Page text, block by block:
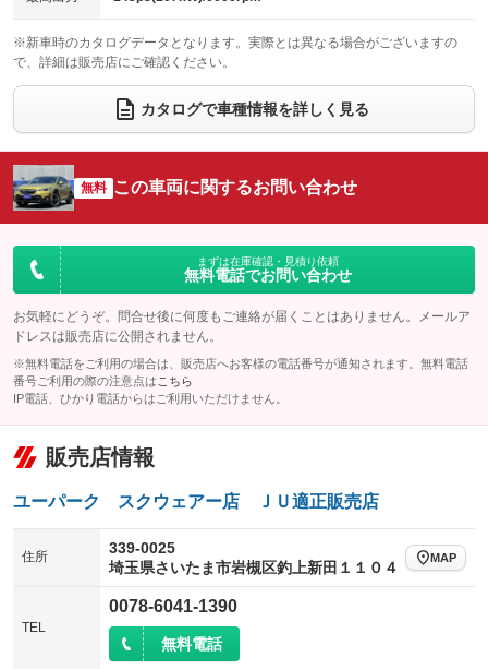
：装備なし ：装備なし
ウォークスルー
：装備なし
電動リアゲート フロントカメラ
：装備なし
：装備なし ：装備なし
サイドカメラ
：装備なし ルーフレール
：装備なし
：装備なし
：装備なし
※新車時のカタログデータとなります。実際とは異なる場合がございますの
で、詳細は販売店にご確認ください。
カタログで車種情報を詳しく見る
無料 この車両に関するお問い合わせ
まずは在庫確認・見積り依頼
無料電話でお問い合わせ
お気軽にどうぞ。問合せ後に何度もご連絡が届くことはありません。メールア
ドレスは販売店に公開されません。
※無料電話をご利用の場合は、販売店へお客様の電話番号が通知されます。無料電話
番号ご利用の際の注意点は こちら
IP電話、ひかり電話からはご利用いただけません。
販売店情報
ユーパーク スクウェアー店 ＪＵ適正販売店
住所
339-0025
埼玉県さいたま市岩槻区釣上新田１１０４
MAP
TEL
0078-6041-1390
無料電話